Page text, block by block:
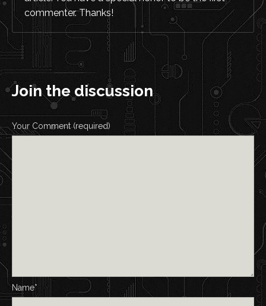
commenter. Thanks!
Join the discussion
Your Comment (required)
Name*